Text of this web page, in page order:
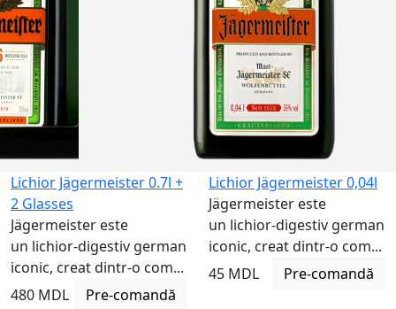
Lichior Jägermeister 0.7l +
2 Glasses
Jägermeister este
un lichior-digestiv german
iconic, creat dintr-o com...
480 MDL
Pre-comandă
Lichior Jägermeister 0,04l
Jägermeister este
un lichior-digestiv german
iconic, creat dintr-o com...
45 MDL
Pre-comandă